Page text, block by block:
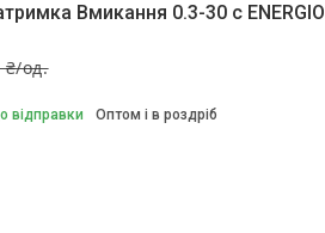
Вмикання 0.3-30 с ENERGIO
₴/од.
відправки Оптом і в роздріб